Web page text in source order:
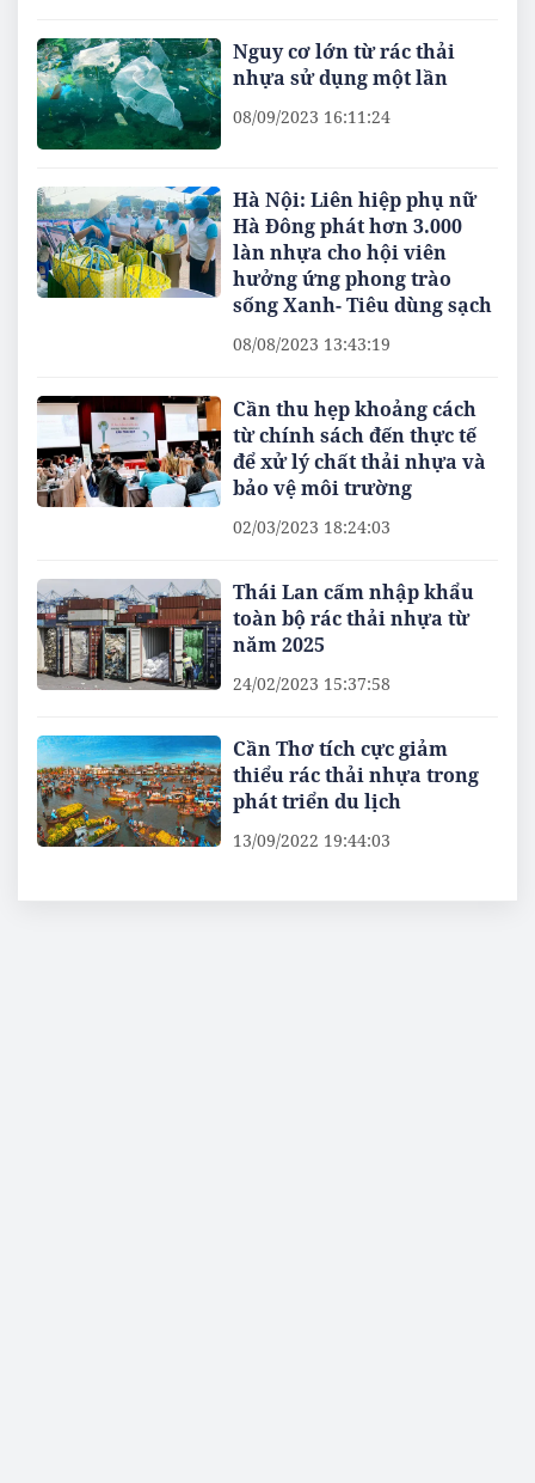
Nguy cơ lớn từ rác thải
nhựa sử dụng một lần
08/09/2023 16:11:24
Hà Nội: Liên hiệp phụ nữ
Hà Đông phát hơn 3.000
làn nhựa cho hội viên
hưởng ứng phong trào
sống Xanh- Tiêu dùng sạch
08/08/2023 13:43:19
Cần thu hẹp khoảng cách
từ chính sách đến thực tế
để xử lý chất thải nhựa và
bảo vệ môi trường
02/03/2023 18:24:03
Thái Lan cấm nhập khẩu
toàn bộ rác thải nhựa từ
năm 2025
24/02/2023 15:37:58
Cần Thơ tích cực giảm
thiểu rác thải nhựa trong
phát triển du lịch
13/09/2022 19:44:03